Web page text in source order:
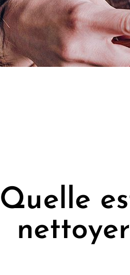
Quelle